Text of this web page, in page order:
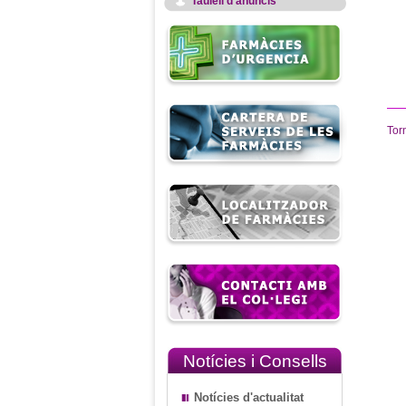
Notícies i Consells
Notícies d'actualitat